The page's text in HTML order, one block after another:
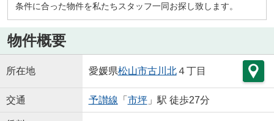
条件に合った物件を私たちスタッフ一同お探し致します。
物件概要
所在地 愛媛県松山市古川北４丁目
交通 予讃線 「 市坪」駅 徒歩27分